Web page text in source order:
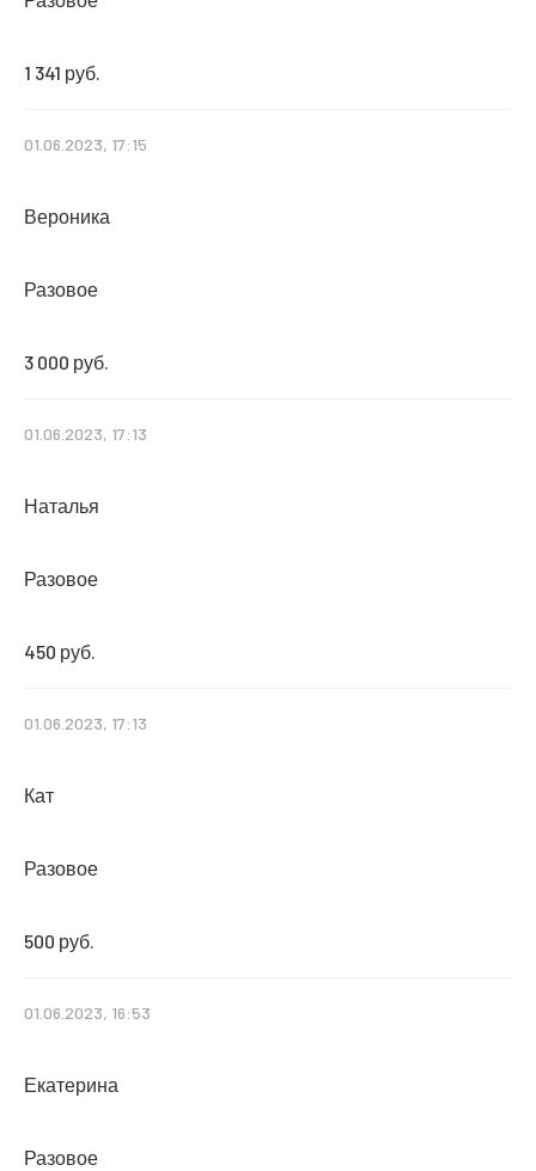
1 341 руб.
01.06.2023, 17:15
Вероника
Разовое
3 000 руб.
01.06.2023, 17:13
Наталья
Разовое
450 руб.
01.06.2023, 17:13
Кат
Разовое
500 руб.
01.06.2023, 16:53
Екатерина
Разовое